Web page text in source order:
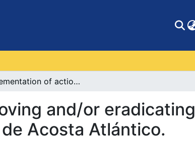
Implementation of actions aimed at improving and/or eradicating critical points in the municipality of Juan de Acosta Atlántico.
and/or eradicating
Acosta Atlántico.